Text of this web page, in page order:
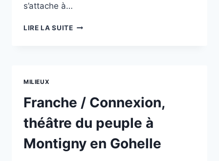
s’attache à…
LIRE LA SUITEL’ENVOL ,
MILIEUX
Franche / Connexion,
théâtre du peuple à
Montigny en Gohelle